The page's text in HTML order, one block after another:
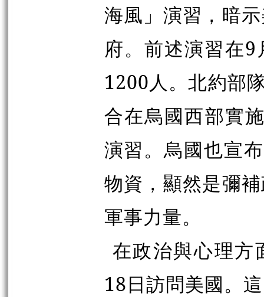
海風」演習，暗
府。前述演習在
1200人。北約部
合在烏國西部實
演習。烏國也宣
物資，顯然是彌
軍事力量。
在政治與心理方
18日訪問美國。